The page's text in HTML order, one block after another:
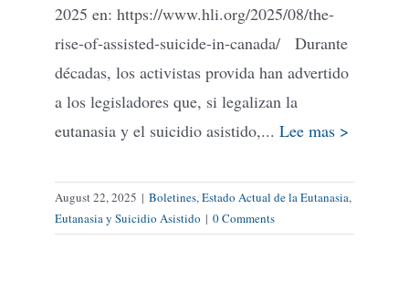
2025 en: https://www.hli.org/2025/08/the-
rise-of-assisted-suicide-in-canada/ Durante
décadas, los activistas provida han advertido
a los legisladores que, si legalizan la
eutanasia y el suicidio asistido,... Lee mas >
August 22, 2025 | Boletines, Estado Actual de la Eutanasia,
Eutanasia y Suicidio Asistido | 0 Comments